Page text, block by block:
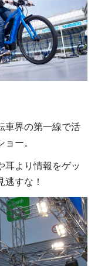
車界の第一線で活
ー。
耳より情報をゲッ
すな！